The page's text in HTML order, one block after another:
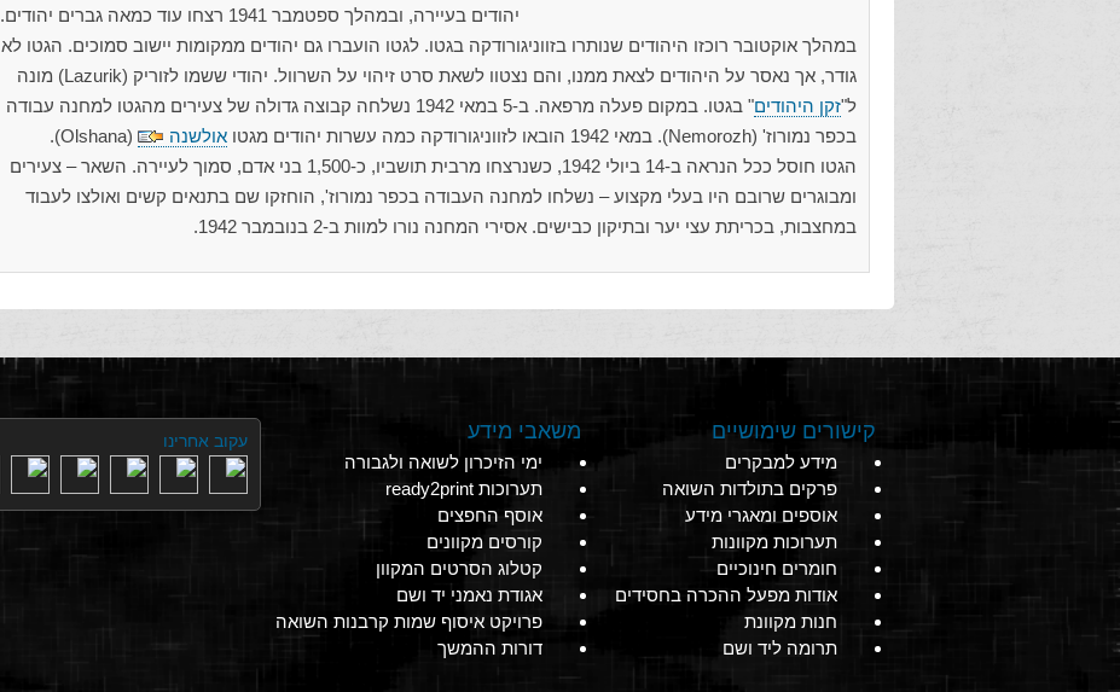
יהודים בעיירה, ובמהלך ספטמבר 1941 רצחו עוד כמאה גברים יהודים.
במהלך אוקטובר רוכזו היהודים שנותרו בזווניגורודקה בגטו. לגטו הועברו גם יהודים ממקומות יישוב סמוכים. הגטו לא
גודר, אך נאסר על היהודים לצאת ממנו, והם נצטוו לשאת סרט זיהוי על השרוול. יהודי ששמו לזוריק (Lazurik) מונה
ל"זקן היהודים
" בגטו. במקום פעלה מרפאה. ב-5 במאי 1942 נשלחה קבוצה גדולה של צעירים מהגטו למחנה עבודה
בכפר נמורוז' (Nemorozh). במאי 1942 הובאו לזווניגורודקה כמה עשרות יהודים מגטו
אולשנה
(Olshana).
הגטו חוסל ככל הנראה ב-14 ביולי 1942, כשנרצחו מרבית תושביו, כ-1,500 בני אדם, סמוך לעיירה. השאר – צעירים
ומבוגרים שרובם היו בעלי מקצוע – נשלחו למחנה העבודה בכפר נמורוז', הוחזקו שם בתנאים קשים ואולצו לעבוד
במחצבות, בכריתת עצי יער ובתיקון כבישים. אסירי המחנה נורו למוות ב-2 בנובמבר 1942.
קישורים שימושיים
מידע למבקרים
פרקים בתולדות השואה
אוספים ומאגרי מידע
תערוכות מקוונות
חומרים חינוכיים
אודות מפעל ההכרה בחסידים
חנות מקוונת
תרומה ליד ושם
משאבי מידע
ימי הזיכרון לשואה ולגבורה
תערוכות ready2print
אוסף החפצים
קורסים מקוונים
קטלוג הסרטים המקוון
אגודת נאמני יד ושם
פרויקט איסוף שמות קרבנות השואה
דורות ההמשך
עקוב אחרינו